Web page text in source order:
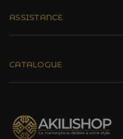
ASSISTANCE
CATALOGUE